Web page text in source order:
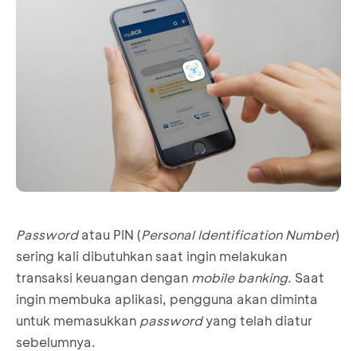
Passwordatau PIN (Personal Identification Number)
sering kali dibutuhkan saat ingin melakukan
transaksi keuangan dengan mobile banking. Saat
ingin membuka aplikasi, pengguna akan diminta
untuk memasukkan passwordyang telah diatur
sebelumnya.